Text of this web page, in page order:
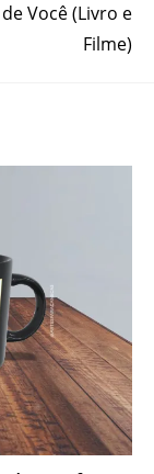
Você (Livro e
Filme)